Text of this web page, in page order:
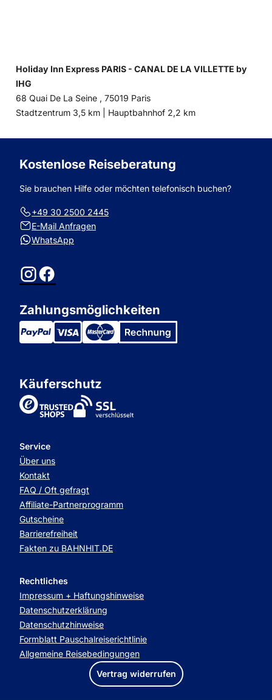
Holiday Inn Express PARIS - CANAL DE LA VILLETTE by
IHG
68 Quai De La Seine , 75019 Paris
Entfernung
Stadtzentrum 3,5 km | Entfernung
Hauptbahnhof 2,2 km
Kostenlose Reiseberatung
Sie brauchen Hilfe oder möchten telefonisch buchen?
+49 30 2500 2445
E-Mail Anfragen
WhatsApp
InstagramFacebook
Zahlungsmöglichkeiten
Käuferschutz
TrustedShops
Service
Über uns
Kontakt
FAQ / Oft gefragt
Affiliate-Partnerprogramm
Gutscheine
Barrierefreiheit
Fakten zu BAHNHIT.DE
Rechtliches
Impressum + Haftungshinweise
Datenschutzerklärung
Datenschutzhinweise
Formblatt Pauschalreiserichtlinie
Allgemeine Reisebedingungen
Vertrag widerrufen